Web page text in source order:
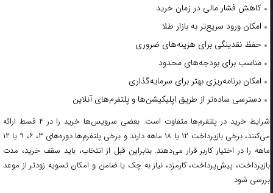
کاهش فشار مالی در زمان خرید
امکان ورود سریع‌تر به بازار طلا
حفظ نقدینگی برای هزینه‌های ضروری
مناسب برای بودجه‌های محدود
امکان برنامه‌ریزی بهتر برای سرمایه‌گذاری
دسترسی ساده‌تر از طریق اپلیکیشن‌ها و پلتفرم‌های آنلاین
شرایط خرید در پلتفرم‌ها متفاوت است. بعضی سرویس‌ها خرید را در ۴ قسط ارائه
می‌کنند، برخی بازپرداخت ۱۲ یا ۱۸ ماهه دارند و برخی پلتفرم‌ها دوره‌های ۳، ۶، ۹ یا ۱۲
ماهه را در اختیار کاربر قرار می‌دهند. بنابراین قبل از انتخاب، باید سقف خرید، مدت
بازپرداخت، پیش‌پرداخت، کارمزد، نیاز به چک یا ضامن و امکان تسویه زودتر از موعد
بررسی شود.